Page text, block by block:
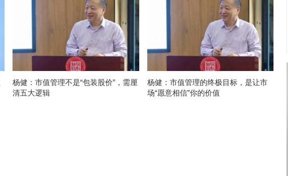
杨健：市值管理不是“包装股价”，需厘
清五大逻辑
杨健：市值管理的终极目标，是让市
场“愿意相信”你的价值